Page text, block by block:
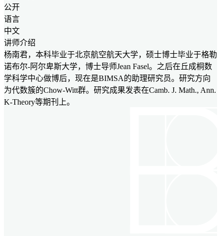
公开
语言
中文
讲师介绍
杨南君，本科毕业于北京航空航天大学，硕士博士毕业于格勒
诺布尔-阿尔卑斯大学，博士导师Jean Fasel。之后在丘成桐数
学科学中心做博后，现在是BIMSA的助理研究员。研究方向
为代数簇的Chow-Witt群。研究成果发表在Camb. J. Math., Ann.
K-Theory等期刊上。